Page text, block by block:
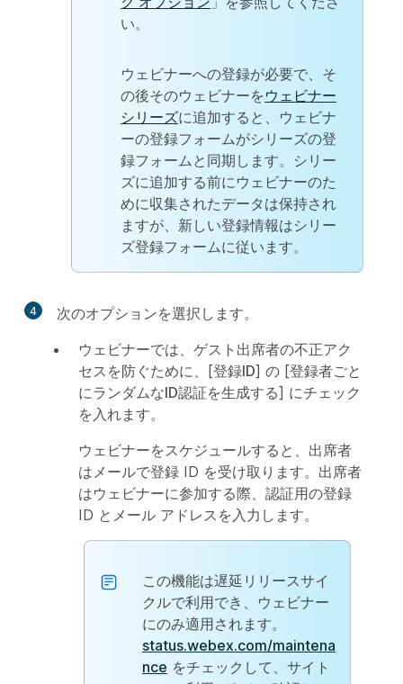
い。
ウェビナーへの登録が必要で、そ
の後そのウェビナーをウェビナー
シリーズに追加すると、ウェビナ
ーの登録フォームがシリーズの登
録フォームと同期します。シリー
ズに追加する前にウェビナーのた
めに収集されたデータは保持され
ますが、新しい登録情報はシリー
ズ登録フォームに従います。
4
次のオプションを選択します。
ウェビナーでは、ゲスト出席者の不正アク
セスを防ぐために、[登録ID] の [登録者ごと
にランダムなID認証を生成する] にチェック
を入れます。
ウェビナーをスケジュールすると、出席者
はメールで登録 ID を受け取ります。出席者
はウェビナーに参加する際、認証用の登録
ID とメール アドレスを入力します。
この機能は遅延リリースサイ
クルで利用でき、ウェビナー
にのみ適用されます。
status.webex.com/maintena
nce をチェックして、サイト